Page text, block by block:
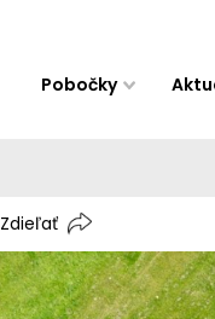
Pobočky
Zdieľať